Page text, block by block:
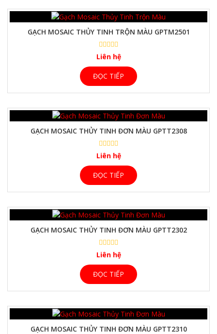
GẠCH MOSAIC THỦY TINH TRỘN MÀU GPTM2501
Liên hệ
ĐỌC TIẾP
GẠCH MOSAIC THỦY TINH ĐƠN MÀU GPTT2308
Liên hệ
ĐỌC TIẾP
GẠCH MOSAIC THỦY TINH ĐƠN MÀU GPTT2302
Liên hệ
ĐỌC TIẾP
GẠCH MOSAIC THỦY TINH ĐƠN MÀU GPTT2310